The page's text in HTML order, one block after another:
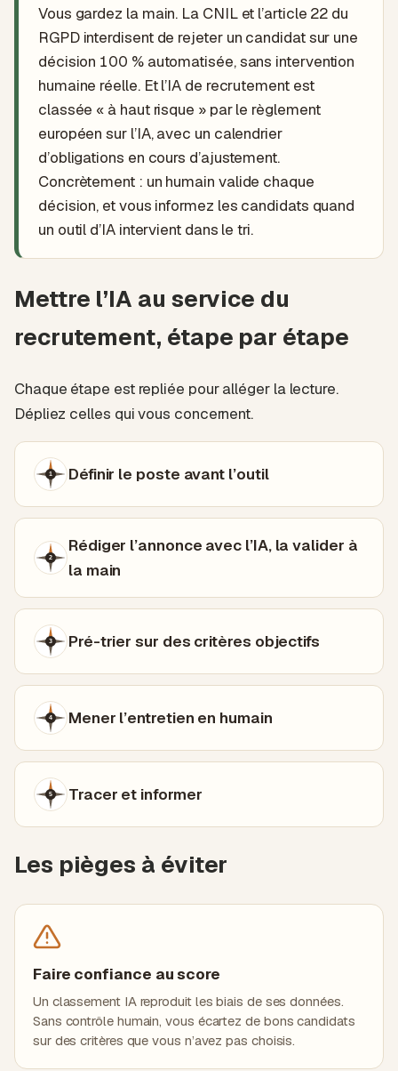
Vous gardez la main. La CNIL et l’article 22 du
RGPD interdisent de rejeter un candidat sur une
décision 100 % automatisée, sans intervention
humaine réelle. Et l’IA de recrutement est
classée « à haut risque » par le règlement
européen sur l’IA, avec un calendrier
d’obligations en cours d’ajustement.
Concrètement : un humain valide chaque
décision, et vous informez les candidats quand
un outil d’IA intervient dans le tri.
Mettre l’IA au service du
recrutement, étape par étape
Chaque étape est repliée pour alléger la lecture.
Dépliez celles qui vous concernent.
1 Définir le poste avant l’outil
2
Rédiger l’annonce avec l’IA, la valider à
la main
3 Pré-trier sur des critères objectifs
4 Mener l’entretien en humain
5 Tracer et informer
Les pièges à éviter
Faire confiance au score
Un classement IA reproduit les biais de ses données.
Sans contrôle humain, vous écartez de bons candidats
sur des critères que vous n’avez pas choisis.